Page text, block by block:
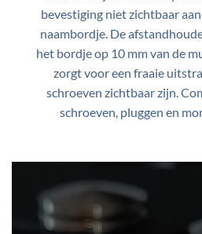
bevestiging niet zichtbaar
naambordje. De
het bordje op 10 mm van de
zorgt voor een fraaie
schroeven zichtbaar zijn.
schroeven, pluggen en